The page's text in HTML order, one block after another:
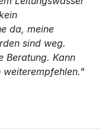
da, meine
sind weg.
Beratung. Kann